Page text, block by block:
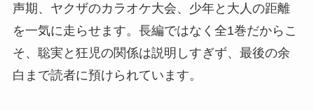
声期、ヤクザのカラオケ大会、少年と大人の距離
を一気に走らせます。長編ではなく全1巻だからこ
そ、聡実と狂児の関係は説明しすぎず、最後の余
白まで読者に預けられています。